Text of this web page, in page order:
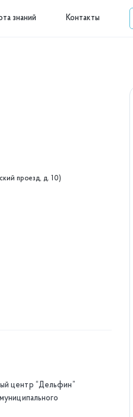
знаний Контакты
проезд, д. 10)
центр “Дельфин”